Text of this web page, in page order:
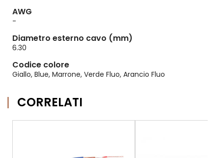
AWG
-
Diametro esterno cavo (mm)
6.30
Codice colore
Giallo, Blue, Marrone, Verde Fluo, Arancio Fluo
CORRELATI